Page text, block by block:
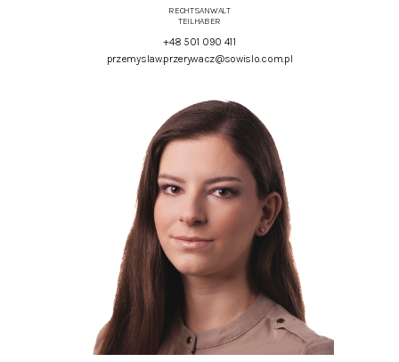
RECHTSANWALT
TEILHABER
+48 501 090 411
przemyslaw.przerywacz@sowislo.com.pl